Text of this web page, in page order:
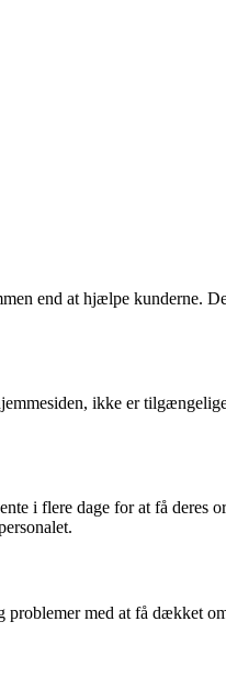
end at hjælpe kunderne.
ikke er
i flere dage for at få deres
med at få dækket